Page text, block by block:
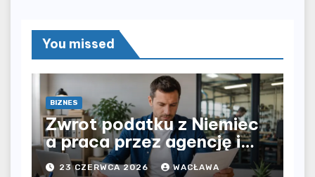
You missed
BIZNES
Zwrot podatku z Niemiec
a praca przez agencję i
bezpośrednio u
23 CZERWCA 2026 WACŁAWA